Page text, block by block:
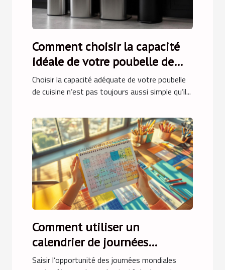
Comment choisir la capacité
idéale de votre poubelle de
cuisine ?
Choisir la capacité adéquate de votre poubelle
de cuisine n’est pas toujours aussi simple qu’il...
Comment utiliser un
calendrier de journées
mondiales pour dynamiser
Saisir l’opportunité des journées mondiales